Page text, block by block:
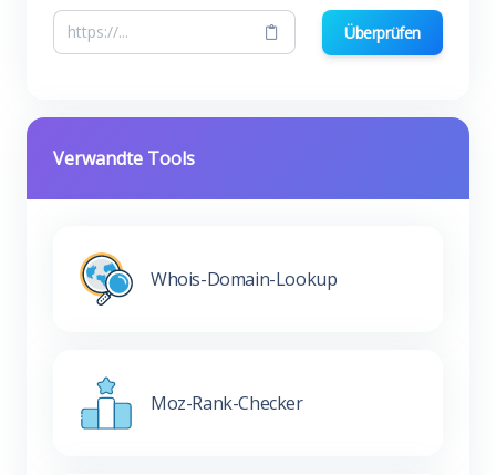
Überprüfen
Verwandte Tools
Whois-Domain-Lookup
Moz-Rank-Checker